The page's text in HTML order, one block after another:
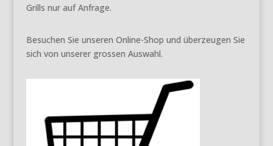
Grills nur auf Anfrage.
Besuchen Sie unseren Online-Shop und überzeugen Sie
sich von unserer grossen Auswahl.